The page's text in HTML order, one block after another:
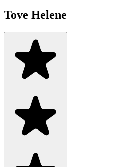
Tove Helene